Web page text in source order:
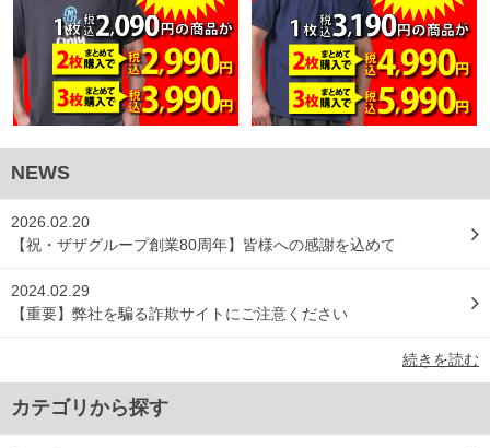
NEWS
2026.02.20
【祝・ザザグループ創業80周年】皆様への感謝を込めて
2024.02.29
【重要】弊社を騙る詐欺サイトにご注意ください
続きを読む
カテゴリから探す